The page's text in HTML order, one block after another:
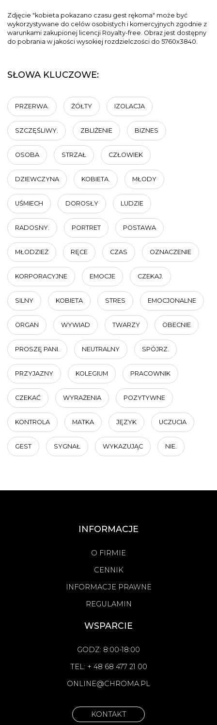
Zdjęcie "kobieta pokazano czasu gest rękoma" może być
wykorzystywane do celów osobistych i komercyjnych zgodnie z
warunkami zakupionej licencji Royalty-free. Obraz jest dostępny
do pobrania w jakości wysokiej rozdzielczości do 5760x3840.
SŁOWA KLUCZOWE:
PRZERWA. ŻÓŁTY IZOLACJA
SZCZĘŚLIWY. ZBLIŻENIE BIZNES
OSOBA STRZAŁ CZŁOWIEK
DZIEWCZYNA KOBIETA. MŁODY
UŚMIECH DOROSŁY LUDZIE
RADOSNY. PORTRET POSTAWA
MŁODZIEŻ RĘCE CZAS OZNACZENIE
KORPORACYJNE EMOCJE CZEKAJ.
SILNY KOBIETA STRES EMOCJONALNE
ORGAN WYWIAD TWARZY OBECNIE
PROSZĘ PANI. NEUTRALNY SPÓJRZ.
PRZYJAZNY KOLEGIUM PRACOWNIK
CZEKAĆ WYRAŻENIA POZYTYWNE
KONTROLA MATKA JĘZYK UCZUCIA
GEST SYGNAŁ WYKAZUJĄC NIE.
INFORMACJE
O FIRMIE
CENNIK
INFORMACJE PRAWNE
REGULAMIN
WSPARCIE
GODZ: 8:00-18:00
TEL: + 48 68 477 21 00
ONLINE@CHROMA.PL
KONTAKT